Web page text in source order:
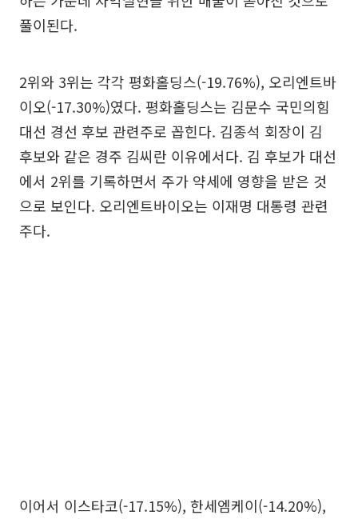
풀이된다.
2위와 3위는 각각 평화홀딩스(-19.76%), 오리엔트바
이오(-17.30%)였다. 평화홀딩스는 김문수 국민의힘
대선 경선 후보 관련주로 꼽힌다. 김종석 회장이 김
후보와 같은 경주 김씨란 이유에서다. 김 후보가 대선
에서 2위를 기록하면서 주가 약세에 영향을 받은 것
으로 보인다. 오리엔트바이오는 이재명 대통령 관련
주다.
이어서 이스타코(-17.15%), 한세엠케이(-14.20%),